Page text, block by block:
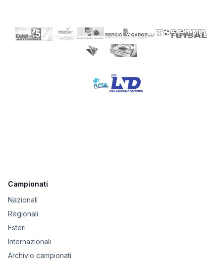
Campionati
Nazionali
Regionali
Esteri
Internazionali
Archivio campionati